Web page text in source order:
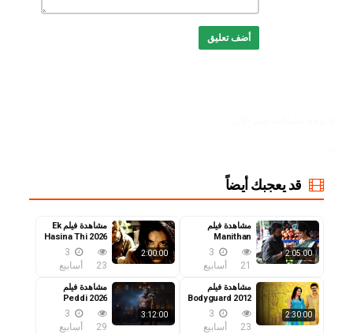
, فيلم Godari Gattupaina 2026 , مشاهدة
Godari Gattupaina
, تحميل فيلم Godari Gattupaina
,Godari Gattupaina online
أضف تعليق
قد يعجبك أيضاً
2:05:00
مشاهدة فيلم
Manithan
Deivamagalam
2026 مترجم
21
3
أسابيع
2:00:00
مشاهدة فيلم Ek
Hasina Thi 2026
مترجم
23
3
أسابيع
2:30:00
مشاهدة فيلم
Bodyguard 2012
مترجم
23
3
أسابيع
3:12:00
مشاهدة فيلم
Peddi 2026
مترجم
29
3
أسابيع